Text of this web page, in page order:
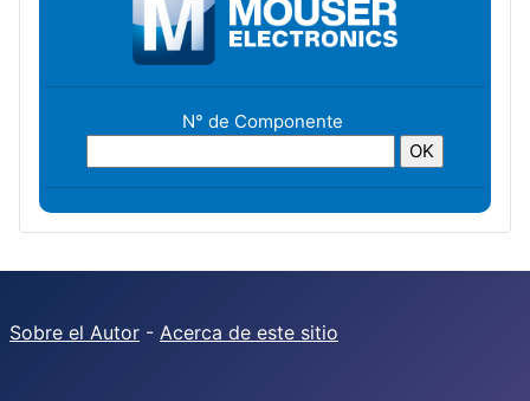
N° de Componente
Sobre el Autor - Acerca de este sitio